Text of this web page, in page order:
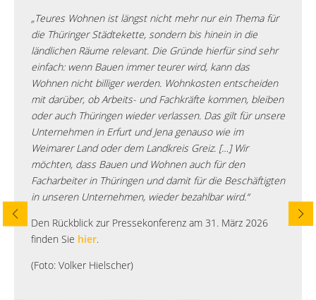
„Teures Wohnen ist längst nicht mehr nur ein Thema für
die Thüringer Städtekette, sondern bis hinein in die
ländlichen Räume relevant. Die Gründe hierfür sind sehr
einfach: wenn Bauen immer teurer wird, kann das
Wohnen nicht billiger werden. Wohnkosten entscheiden
mit darüber, ob Arbeits- und Fachkräfte kommen, bleiben
oder auch Thüringen wieder verlassen. Das gilt für unsere
Unternehmen in Erfurt und Jena genauso wie im
Weimarer Land oder dem Landkreis Greiz. […] Wir
möchten, dass Bauen und Wohnen auch für den
Facharbeiter in Thüringen und damit für die Beschäftigten
in unseren Unternehmen, wieder bezahlbar wird.“
Den Rückblick zur Pressekonferenz am 31. März 2026
finden Sie hier.
(Foto: Volker Hielscher)